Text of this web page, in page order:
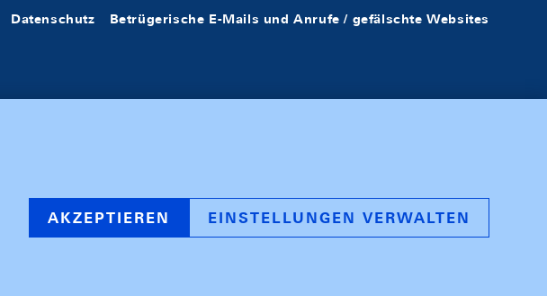
Datenschutz Betrügerische E-Mails und Anrufe / gefälschte Websites
AKZEPTIEREN EINSTELLUNGEN VERWALTEN